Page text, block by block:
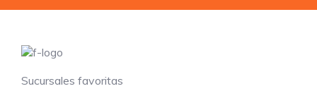
Sucursales favoritas